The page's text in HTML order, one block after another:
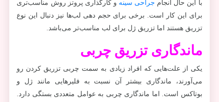
با این حال انجام جراحی سینه و کارگذاری پروتز روش مناسب‌تری
برای این کار است. برخی برای حجم دهی لب‌ها نیز دنبال این نوع
تزریق هستند اما تزریق ژل برای لب مناسب‌تر می‌باشد.
ماندگاری تزریق چربی
یکی از علت‌هایی که افراد زیادی به سمت چربی تزریق کردن رو
می‌آورند، ماندگاری بیشتر آن نسبت به فلیرهایی مانند ژل و
بوتاکس است. اما ماندگاری چربی به عوامل متعددی بستگی دارد.